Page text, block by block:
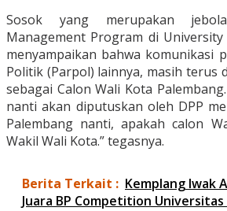
Sosok yang merupakan
Management Program di
menyampaikan bahwa komunikasi
Politik (Parpol) lainnya, masih terus
sebagai Calon Wali Kota
nanti akan diputuskan oleh DPP
Palembang nanti, apakah calon
Wakil Wali Kota.” tegasnya.
Berita Terkait : Kemplang Iwak
Juara BP Competition Universitas